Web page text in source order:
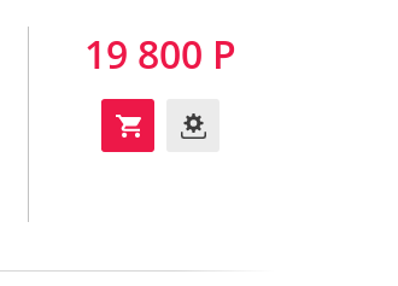
19 800 Р